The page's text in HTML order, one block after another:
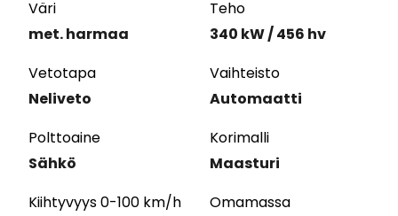
Väri
met. harmaa
Teho
340 kW / 456 hv
Vetotapa
Neliveto
Vaihteisto
Automaatti
Polttoaine
Sähkö
Korimalli
Maasturi
Kiihtyvyys 0-100 km/h
Omamassa